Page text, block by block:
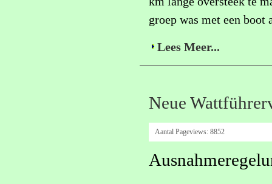
groep was met een
Lees Meer...
Neue
Aantal Pageviews: 8852